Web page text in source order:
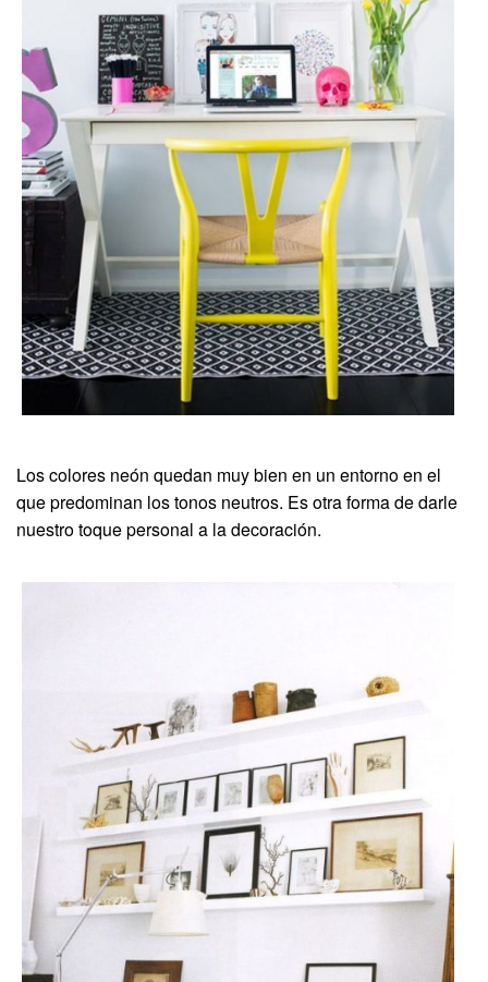
Los colores neón quedan muy bien en un entorno en el
que predominan los tonos neutros. Es otra forma de darle
nuestro toque personal a la decoración.